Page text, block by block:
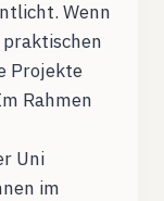
Wenn
Projekte
Rahmen
Uni
im